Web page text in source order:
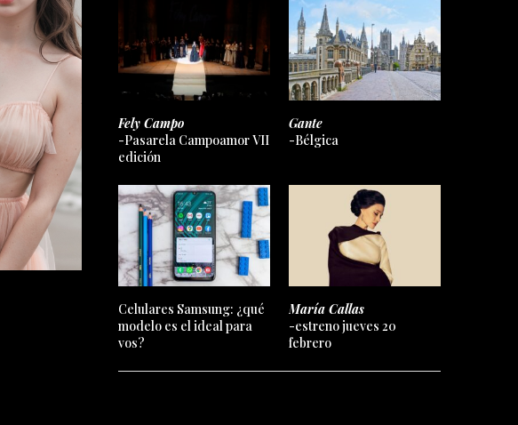
Fely Campo
-Pasarela Campoamor VII
edición
Gante
-Bélgica
Celulares Samsung: ¿qué
modelo es el ideal para
vos?
María Callas
-estreno jueves 20
febrero